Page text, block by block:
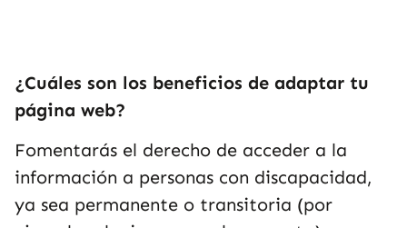
¿Cuáles son los beneficios de adaptar tu
página web?
Fomentarás el derecho de acceder a la
información a personas con discapacidad,
ya sea permanente o transitoria (por